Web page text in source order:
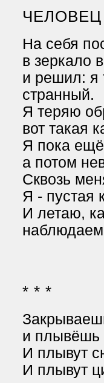
ЧЕЛОВЕЦ
На себя
в зеркало
и решил: я
странный.
Я теряю
вот такая
Я пока
а потом
Сквозь
Я - пустая
И летаю,
* * *
и плывёшь
И плывут
И плывут